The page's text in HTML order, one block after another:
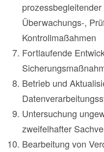
Überwachungs-,
Kontrollmaßahmen
Fortlaufende
Betrieb und
Untersuchung
zweifelhafter
Bearbeitung von